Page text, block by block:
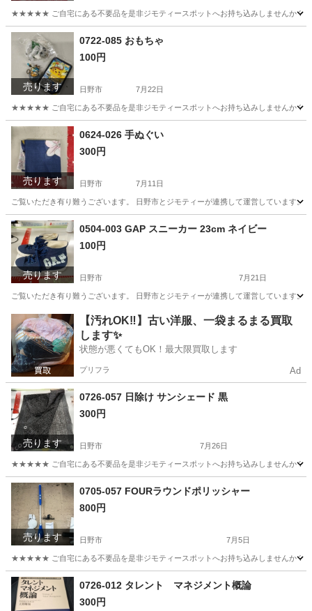
★★★★★ ご自宅にある不要品を是非ジモティースポットへお持ち込みしませんか？
東京 日野市 商店
売ります
0722-085 おもちゃ
100円
日野市 7月22日
★★★★★ ご自宅にある不要品を是非ジモティースポットへお持ち込みしませんか？
東京 日野市 現地
売ります
0624-026 手ぬぐい
300円
日野市 7月11日
ご覧いただき有り難うございます。 日野市とジモティーが連携して運営していま
東京 日野市
売ります
0504-003 GAP スニーカー 23cm ネイビー
100円
日野市 7月21日
ご覧いただき有り難うございます。 日野市とジモティーが連携して運営していま
東京 日野市 服/ファッション
【汚れOK‼️】古い洋服、一袋まるまる買取
します✨
状態が悪くてもOK！最大限買取します
プリフラ Ad
売ります
0726-057 日除け サンシェード 黒
300円
日野市 7月26日
★★★★★ ご自宅にある不要品を是非ジモティースポットへお持ち込みしませんか？
東京 日野市 サンシェード
売ります
0705-057 FOURラウンドポリッシャー
800円
日野市 7月5日
★★★★★ ご自宅にある不要品を是非ジモティースポットへお持ち込みしませんか？
東京 日野市
0726-012 タレント マネジメント概論
300円